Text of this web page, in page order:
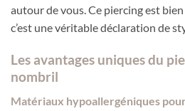
autour de vous. Ce piercing est
c’est une véritable déclaration de
Les avantages uniques du
nombril
Matériaux hypoallergéniques